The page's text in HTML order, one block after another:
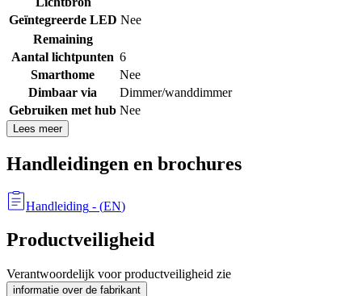
Geïntegreerde LED Nee
Remaining
Aantal lichtpunten 6
Smarthome
Nee
Dimbaar via
Dimmer/wanddimmer
Gebruiken met hub Nee
Lees meer
Handleidingen en brochures
Handleiding - (EN)
Productveiligheid
Verantwoordelijk voor productveiligheid zie
informatie over de fabrikant